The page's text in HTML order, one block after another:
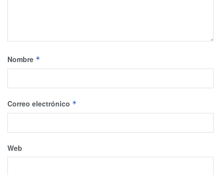
Nombre *
Correo electrónico *
Web